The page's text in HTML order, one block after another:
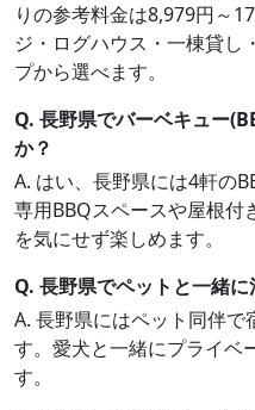
りの参考料金は8,979円～
ジ・ログハウス・一棟貸し
プから選べます。
Q. 長野県でバーベキュー
か？
A. はい、長野県には4軒の
専用BBQスペースや屋根付
を気にせず楽しめます。
Q. 長野県でペットと一緒
A. 長野県にはペット同伴で
す。愛犬と一緒にプライベ
す。